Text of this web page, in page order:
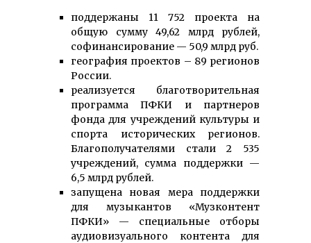
поддержаны 11 752 проекта на
общую сумму 49,62 млрд рублей,
софинансирование — 50,9 млрд руб.
география проектов – 89 регионов
России.
реализуется благотворительная
программа ПФКИ и партнеров
фонда для учреждений культуры и
спорта исторических регионов.
Благополучателями стали 2 535
учреждений, сумма поддержки —
6,5 млрд рублей.
запущена новая мера поддержки
для музыкантов «Музконтент
ПФКИ» — специальные отборы
аудиовизуального контента для